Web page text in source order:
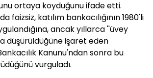
ortaya koyduğunu ifade etti.
faizsiz, katılım bankacılığının 1980'li
ancak yıllarca ''üvey
düşürüldüğüne işaret eden
Kanunu'ndan sonra bu
vurguladı.